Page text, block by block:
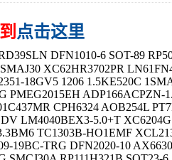
点击这里
DFN1010-6 SOT-89
XC62HR3702PR
18GV5 1206 1.5KE520C
PMEG2015EH ADP166ACPZN-
CPH6324 AOB254L
LM4040BEX3-5.0+T
TC1303B-HO1EMF
19BC-TRG DFN2020-10